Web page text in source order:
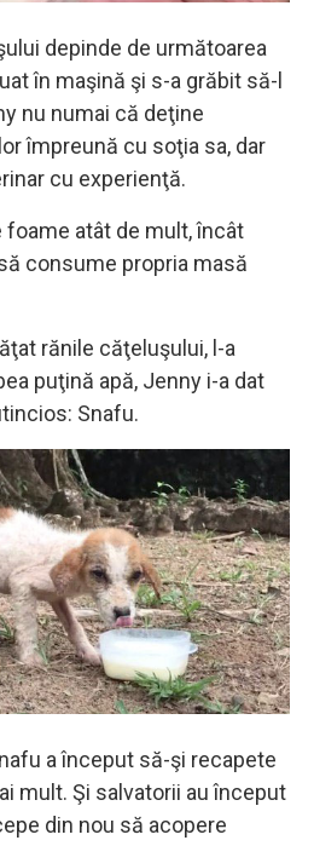
depinde de următoarea
în maşină şi s-a grăbit să-l
nu numai că deţine
împreună cu soţia sa, dar
cu experienţă.
atât de mult, încât
consume propria masă
rănile căţeluşului, l-a
puţină apă, Jenny i-a dat
Snafu.
a început să-şi recapete
mult. Şi salvatorii au început
din nou să acopere